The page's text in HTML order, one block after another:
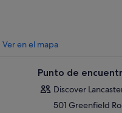
Ver en el mapa
Punto de
Discover
501 Greenfield